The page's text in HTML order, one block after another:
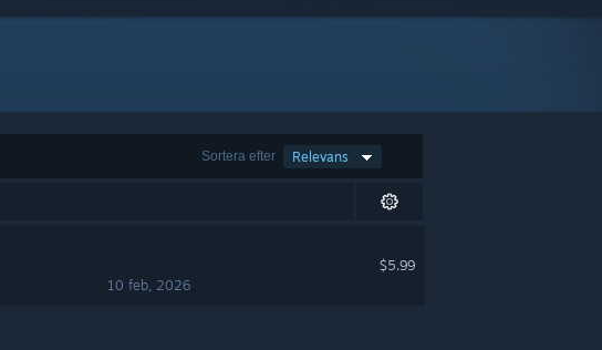
Sortera efter Relevans
10 feb, 2026
$5.99